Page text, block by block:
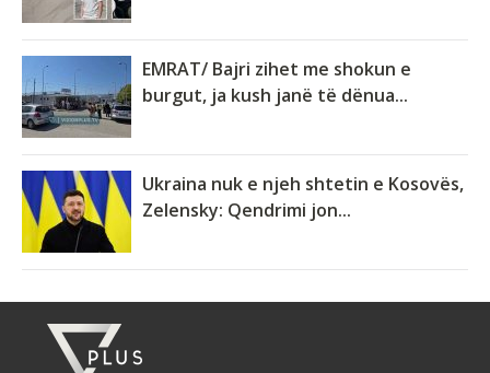
EMRAT/ Bajri zihet me shokun e
burgut, ja kush janë të dënua...
Ukraina nuk e njeh shtetin e Kosovës,
Zelensky: Qendrimi jon...